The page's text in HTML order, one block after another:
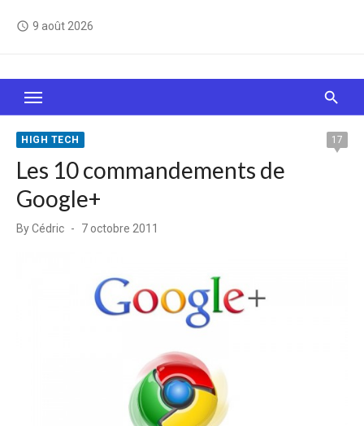
access_time 9 août 2026
Le Web, c'est comme une boîte de chocolats… On
sait jamais sur quoi on va tomber !
HIGH TECH 17
Les 10 commandements de
Google+
ByCédric
Posted
7 octobre 2011